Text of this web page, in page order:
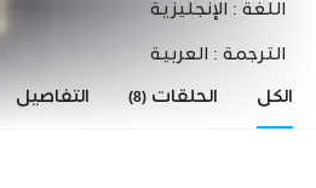
اللغة : الإنجليزية
الترجمة : العربية
الكل الحلقات (8) التفاصيل